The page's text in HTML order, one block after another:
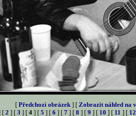
[ Předchozí obrázek ] [ Zobrazit náhled na
[ 2 ] [ 3 ] [ 4] [ 5 ] [ 6 ] [ 7] [ 8 ] [ 9 ] [ 10 ] [ 11 ] [ 12